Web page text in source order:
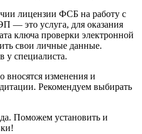
лицензии ФСБ на работу с
— это услуга, для оказания
ключа проверки электронной
свои личные данные.
у специалиста.
вносятся изменения и
Рекомендуем выбирать
Поможем установить и